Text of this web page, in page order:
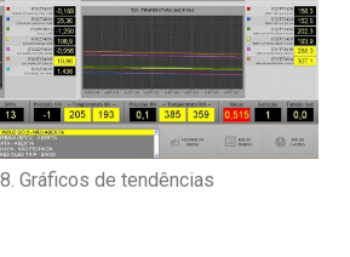
Gráficos de tendências